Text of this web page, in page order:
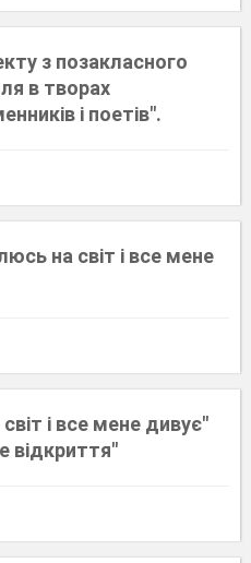
з позакласного
в творах
і поетів".
на світ і все мене
і все мене дивує"
відкриття"